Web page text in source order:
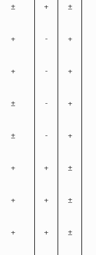
± + ±
+ - +
+ - +
± - +
± - +
+ + ±
+ + ±
+ + ±